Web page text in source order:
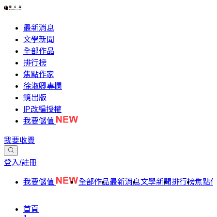
最新消息
文學新聞
全部作品
排行榜
焦點作家
徐淑卿專欄
鏡出版
IP改編授權
我要儲值
我要收費
登入/註冊
我要儲值 全部作品最新消息文學新聞排行榜焦點
首頁